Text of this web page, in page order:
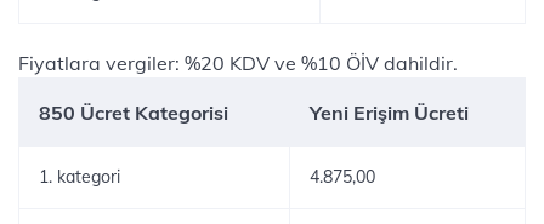
Fiyatlara vergiler: %20 KDV ve %10 ÖİV dahildir.
850 Ücret Kategorisi Yeni Erişim Ücreti
1. kategori 4.875,00